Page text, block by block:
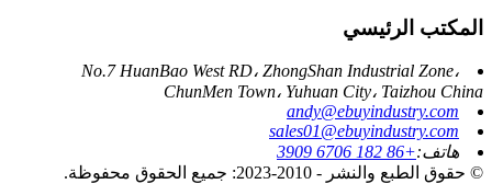
المكتب الرئيسي
No.7 HuanBao West RD، ZhongShan Industrial Zone،
ChunMen Town، Yuhuan City، Taizhou China
andy@ebuyindustry.com
sales01@ebuyindustry.com
هاتف:+86 182 6706 3909
© حقوق الطبع والنشر - 2010-2023: جميع الحقوق محفوظة.